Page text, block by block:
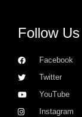
Follow Us
Facebook
Twitter
YouTube
Instagram